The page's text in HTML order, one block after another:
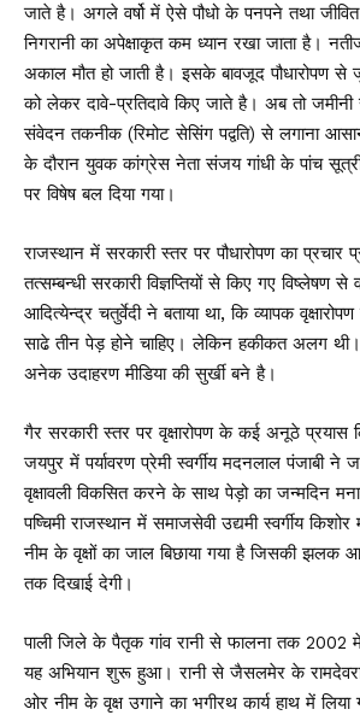
जाते है। अगले वर्षो में ऐसे पौधो के पनपने तथा
निगरानी का अपेक्षाकृत कम ध्यान रखा जाता है।
अकाल मौत हो जाती है। इसके बावजूद पौधारोपण
को लेकर दावे-प्रतिदावे किए जाते है। अब तो जमीनी
संवेदन तकनीक (रिमोट सेसिंग पद्वति) से लगाना
के दौरान युवक कांग्रेस नेता संजय गांधी के पांच
पर विषेष बल दिया गया।
राजस्थान में सरकारी स्तर पर पौधारोपण का प्रचार
तत्सम्बन्धी सरकारी विज्ञप्तियों से किए गए विष्लेषण से
आदित्येन्द्र चतुर्वेदी ने बताया था, कि व्यापक
साढे तीन पेड़ होने चाहिए। लेकिन हकीकत अलग
अनेक उदाहरण मीडिया की सुर्खी बने है।
गैर सरकारी स्तर पर वृक्षारोपण के कई अनूठे प्रयास
जयपुर में पर्यावरण प्रेमी स्वर्गीय मदनलाल पंजाबी ने
वृक्षावली विकसित करने के साथ पेड़ो का जन्मदिन
पष्चिमी राजस्थान में समाजसेवी उद्यमी स्वर्गीय
नीम के वृक्षों का जाल बिछाया गया है जिसकी झलक
तक दिखाई देगी।
पाली जिले के पैतृक गांव रानी से फालना तक 2002
यह अभियान शुरू हुआ। रानी से जैसलमेर के रामदेवरा
ओर नीम के वृक्ष उगाने का भगीरथ कार्य हाथ में